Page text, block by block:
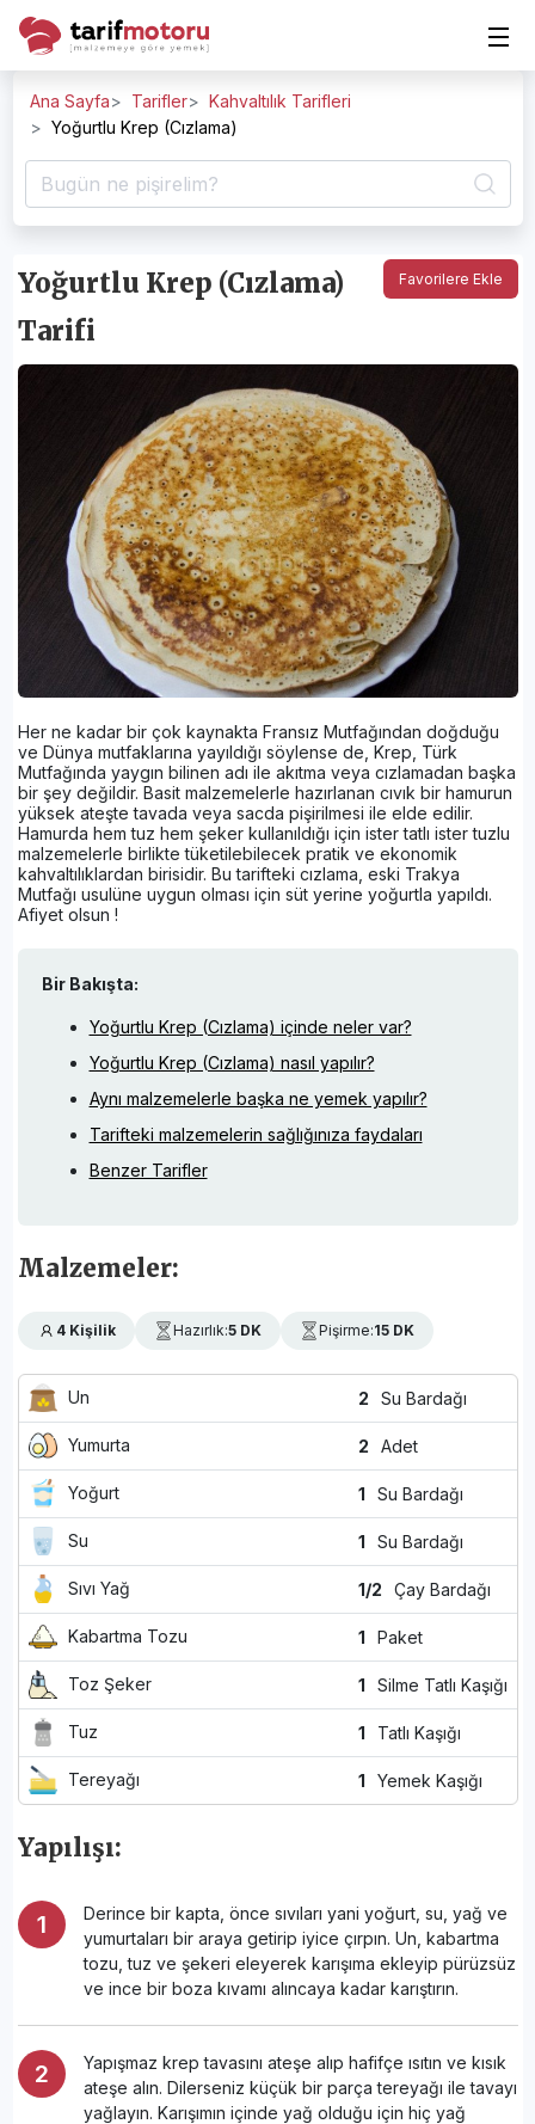
Ana Sayfa Tarifler
Kahvaltılık Tarifleri
Yoğurtlu Krep (Cızlama)
Favorilere Ekle
Yoğurtlu Krep (Cızlama)
Tarifi
Her ne kadar bir çok kaynakta Fransız Mutfağından doğduğu
ve Dünya mutfaklarına yayıldığı söylense de, Krep, Türk
Mutfağında yaygın bilinen adı ile akıtma veya cızlamadan başka
bir şey değildir. Basit malzemelerle hazırlanan cıvık bir hamurun
yüksek ateşte tavada veya sacda pişirilmesi ile elde edilir.
Hamurda hem tuz hem şeker kullanıldığı için ister tatlı ister tuzlu
malzemelerle birlikte tüketilebilecek pratik ve ekonomik
kahvaltılıklardan birisidir. Bu tarifteki cızlama, eski Trakya
Mutfağı usulüne uygun olması için süt yerine yoğurtla yapıldı.
Afiyet olsun !
Bir Bakışta:
Yoğurtlu Krep (Cızlama) içinde neler var?
Yoğurtlu Krep (Cızlama) nasıl yapılır?
Aynı malzemelerle başka ne yemek yapılır?
Tarifteki malzemelerin sağlığınıza faydaları
Benzer Tarifler
Malzemeler:
4 Kişilik Hazırlık:5 DK Pişirme:15 DK
Un 2 Su Bardağı
Yumurta 2 Adet
Yoğurt 1 Su Bardağı
Su 1 Su Bardağı
Sıvı Yağ 1/2 Çay Bardağı
Kabartma Tozu 1 Paket
Toz Şeker 1 Silme Tatlı Kaşığı
Tuz 1 Tatlı Kaşığı
Tereyağı 1 Yemek Kaşığı
Yapılışı:
Derince bir kapta, önce sıvıları yani yoğurt, su, yağ ve
yumurtaları bir araya getirip iyice çırpın. Un, kabartma
tozu, tuz ve şekeri eleyerek karışıma ekleyip pürüzsüz
ve ince bir boza kıvamı alıncaya kadar karıştırın.
Yapışmaz krep tavasını ateşe alıp hafifçe ısıtın ve kısık
ateşe alın. Dilerseniz küçük bir parça tereyağı ile tavayı
yağlayın. Karışımın içinde yağ olduğu için hiç yağ